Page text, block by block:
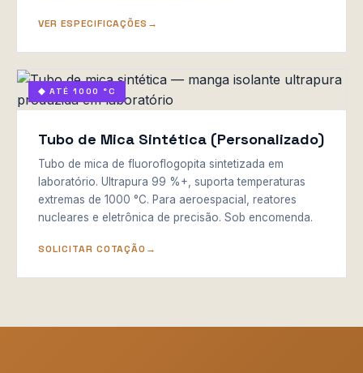
VER ESPECIFICAÇÕES
◆ ATÉ 1000 °C
Tubo de Mica Sintética (Personalizado)
Tubo de mica de fluoroflogopita sintetizada em
laboratório. Ultrapura 99 %+, suporta temperaturas
extremas de 1000 °C. Para aeroespacial, reatores
nucleares e eletrônica de precisão. Sob encomenda.
SOLICITAR COTAÇÃO